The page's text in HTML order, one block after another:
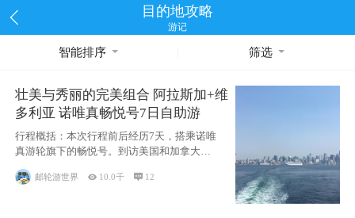
目的地攻略
游记
智能排序 筛选
壮美与秀丽的完美组合 阿拉斯加+维
多利亚 诺唯真畅悦号7日自助游
行程概括：本次行程前后经历7天，搭乘诺唯
真游轮旗下的畅悦号。到访美国和加拿大的4
个州/省：美国华盛顿州
邮轮游世界  10.0千  12